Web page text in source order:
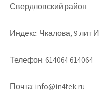
Свердловский район
Индекс: Чкалова, 9 лит И
Телефон: 614064 614064
Почта: info@in4tek.ru